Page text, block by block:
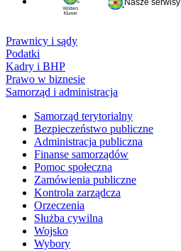
Nasze serwisy
Prawnicy i sądy
Podatki
Kadry i BHP
Prawo w biznesie
Samorząd i administracja
Samorząd terytorialny
Bezpieczeństwo publiczne
Administracja publiczna
Finanse samorządów
Pomoc społeczna
Zamówienia publiczne
Kontrola zarządcza
Orzeczenia
Służba cywilna
Wojsko
Wybory